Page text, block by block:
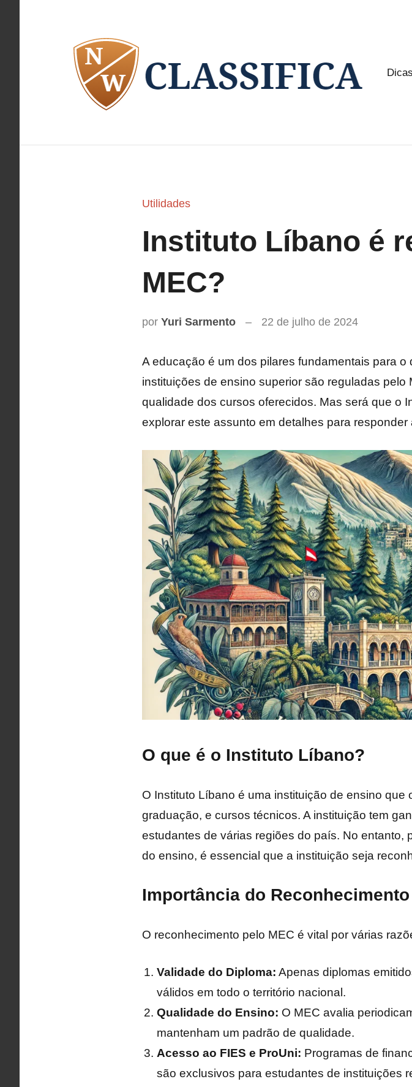
Utilidades
Instituto Líbano é
MEC?
por Yuri Sarmento 22 de julho de 2024
A educação é um dos pilares fundamentais para
instituições de ensino superior são reguladas
qualidade dos cursos oferecidos. Mas será que o
explorar este assunto em detalhes para
O que é o Instituto Líbano?
O Instituto Líbano é uma instituição de ensino
graduação, e cursos técnicos. A instituição tem
estudantes de várias regiões do país. No entanto,
do ensino, é essencial que a instituição seja
Importância do
O reconhecimento pelo MEC é vital por várias
Validade do Diploma: Apenas diplomas
válidos em todo o território nacional.
Qualidade do Ensino: O MEC avalia
mantenham um padrão de qualidade.
Acesso ao FIES e ProUni: Programas de
são exclusivos para estudantes de instituições